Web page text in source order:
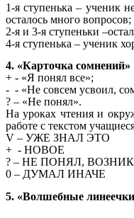
1-я ступенька – ученик
осталось много вопросов;
2-я и 3-я ступеньки
4-я ступенька – ученик
4. «Карточка сомнений»
+ - «Я понял все»;
- - «Не совсем усвоил,
? – «Не понял».
На уроках чтения и
работе с текстом
V – УЖЕ ЗНАЛ ЭТО
+ - НОВОЕ
? – НЕ ПОНЯЛ,
0 – ДУМАЛ ИНАЧЕ
5. «Волшебные